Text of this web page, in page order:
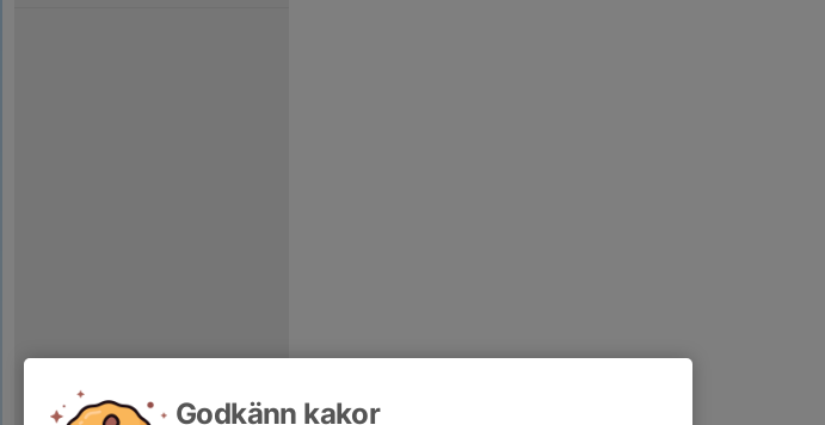
Godkänn kakor